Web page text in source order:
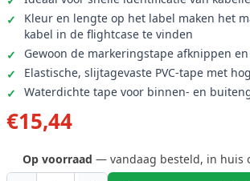
Kleur en lengte op het label maken het
kabel in de flightcase te vinden
Gewoon de markeringstape afknippen
Elastische, slijtagevaste PVC-tape met
Waterdichte tape voor binnen- en
€15,44
Op voorraad — vandaag besteld, in huis